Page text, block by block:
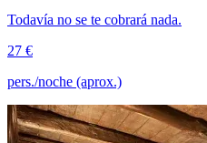
Todavía no se te cobrará nada.
27 €
pers./noche (aprox.)